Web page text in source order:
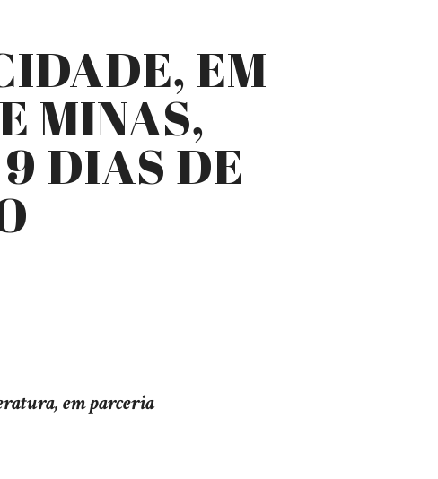
EM
MINAS,
DIAS DE
em parceria